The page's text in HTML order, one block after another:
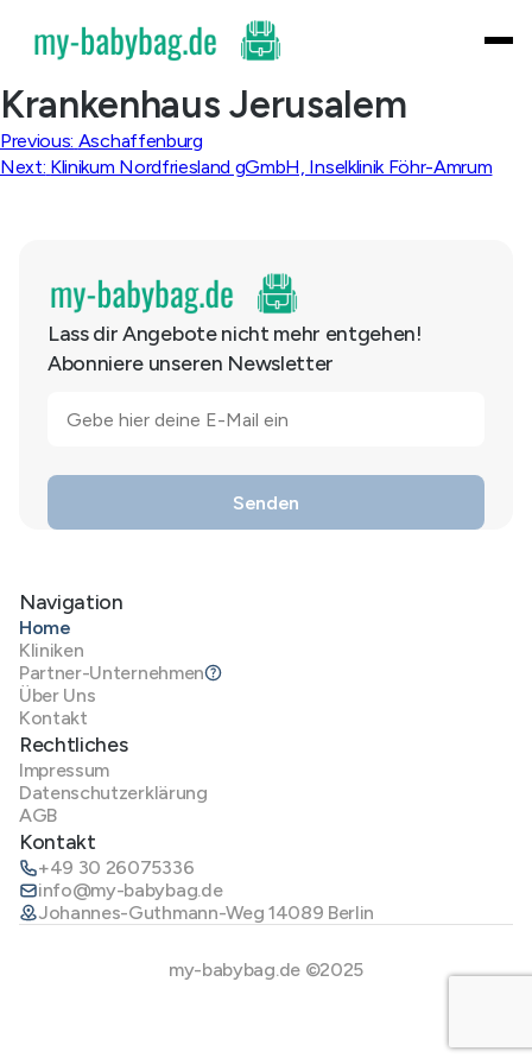
content
Krankenhaus Jerusalem
Beitragsnavigation
Previous: Aschaffenburg
Next: Klinikum Nordfriesland gGmbH, Inselklinik Föhr-Amrum
Lass dir Angebote nicht mehr entgehen!
Abonniere unseren Newsletter
Navigation
Home
Kliniken
Partner-Unternehmen
Über Uns
Kontakt
Rechtliches
Impressum
Datenschutzerklärung
AGB
Kontakt
+49 30 26075336
info@my-babybag.de
Johannes-Guthmann-Weg 14089 Berlin
my-babybag.de ©2025